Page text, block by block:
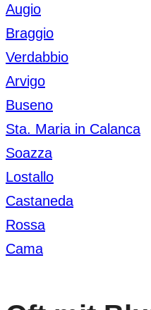
Augio
Braggio
Verdabbio
Arvigo
Buseno
Sta. Maria in Calanca
Soazza
Lostallo
Castaneda
Rossa
Cama